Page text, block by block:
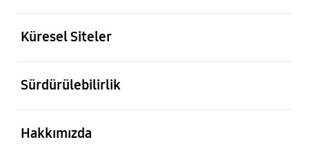
Küresel Siteler
Sürdürülebilirlik
Hakkımızda